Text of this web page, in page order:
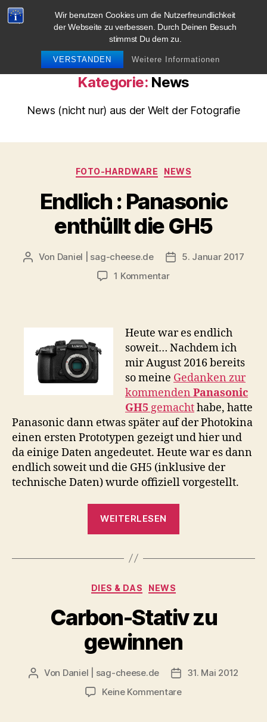
Wir benutzen Cookies um die Nutzerfreundlichkeit
der Webseite zu verbessen. Durch Deinen Besuch
stimmst Du dem zu.
VERSTANDEN Weitere Informationen
blog.sag-cheese.de
Kategorie: News
News (nicht nur) aus der Welt der Fotografie
Kategorien
FOTO-HARDWARE NEWS
Endlich : Panasonic
enthüllt die GH5
Beitragsautor
Von Daniel | sag-cheese.de Beitragsdatum
5. Januar 2017
1 Kommentarzu
GH5
Heute war es endlich
soweit… Nachdem ich
mir August 2016 bereits
so meine Gedanken zur
kommenden Panasonic
GH5 gemachthabe, hatte
Panasonic dann etwas später auf der Photokina
einen ersten Prototypen gezeigt und hier und
da einige Daten angedeutet. Heute war es dann
endlich soweit und die GH5 (inklusive der
technische Daten) wurde offiziell vorgestellt.
WEITERLESEN
enthüllt
Kategorien
DIES & DAS NEWS
Carbon-Stativ zu
gewinnen
Beitragsautor
Von Daniel | sag-cheese.de Beitragsdatum
31. Mai 2012
Keine Kommentarezu